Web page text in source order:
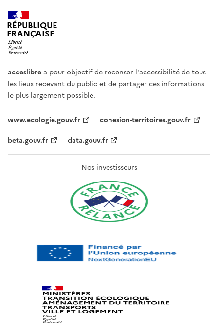
RÉPUBLIQUE
FRANÇAISE
acceslibre a pour objectif de recenser l'accessibilité de tous
les lieux recevant du public et de partager ces informations
le plus largement possible.
www.ecologie.gouv.fr
cohesion-territoires.gouv.fr
beta.gouv.fr
data.gouv.fr
Nos investisseurs